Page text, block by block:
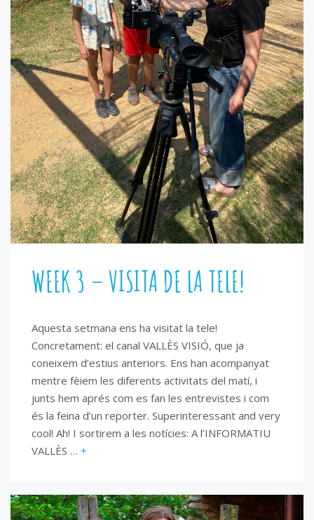
WEEK 3 – VISITA DE LA TELE!
Aquesta setmana ens ha visitat la tele!
Concretament: el canal VALLÈS VISIÓ, que ja
coneixem d’estius anteriors. Ens han acompanyat
mentre fèiem les diferents activitats del matí, i
junts hem aprés com es fan les entrevistes i com
és la feina d’un reporter. Superinteressant and very
cool! Ah! I sortirem a les notícies: A l’INFORMATIU
VALLÈS … +